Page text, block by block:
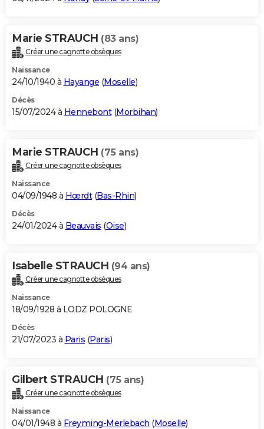
Marie STRAUCH (83 ans)
Créer une cagnotte obsèques
Naissance
24/10/1940 à Hayange (Moselle)
Décès
15/07/2024 à Hennebont(Morbihan)
Marie STRAUCH (75 ans)
Créer une cagnotte obsèques
Naissance
04/09/1948 à Hœrdt(Bas-Rhin)
Décès
24/01/2024 à Beauvais (Oise)
Isabelle STRAUCH (94 ans)
Créer une cagnotte obsèques
Naissance
18/09/1928 à LODZ POLOGNE
Décès
21/07/2023 à Paris (Paris)
Gilbert STRAUCH (75 ans)
Créer une cagnotte obsèques
Naissance
04/01/1948 à Freyming-Merlebach (Moselle)